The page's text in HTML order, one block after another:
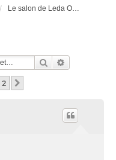
Le salon de Leda Orefici Moncenigo
Rechercher
2